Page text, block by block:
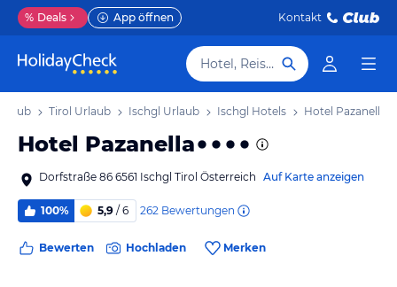
% Deals App öffnen Kontakt
Hotel, Reiseziel
Tirol Urlaub Ischgl Urlaub Ischgl Hotels Hotel Pazanella
Hotel Pazanella
Dorfstraße 86 6561 Ischgl Tirol Österreich Auf Karte anzeigen
100% 5,9 / 6 262 Bewertungen
Bewerten Hochladen Merken